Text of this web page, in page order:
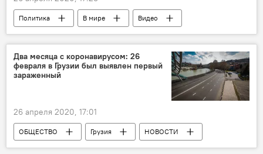
Политика В мире
Видео
Мультимедиа
Беларусь
Александр Лукашенко
ОБЩЕСТВО
Два месяца с коронавирусом: 26
февраля в Грузии был выявлен первый
зараженный
26 апреля 2020, 17:01
ОБЩЕСТВО Грузия
НОВОСТИ
Коронавирус COVID-19